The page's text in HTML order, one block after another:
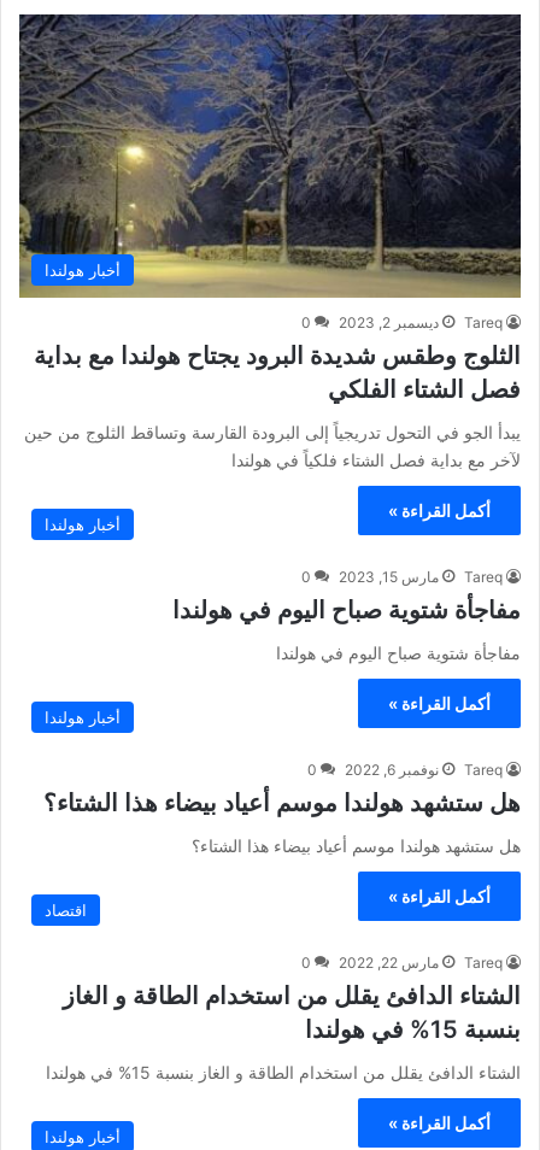
أخبار هولندا
Tareq ديسمبر 2, 2023 0
الثلوج وطقس شديدة البرود يجتاح هولندا مع بداية
فصل الشتاء الفلكي
يبدأ الجو في التحول تدريجياً إلى البرودة القارسة وتساقط الثلوج من حين
لآخر مع بداية فصل الشتاء فلكياً في هولندا
أكمل القراءة »
أخبار هولندا
Tareq مارس 15, 2023 0
مفاجأة شتوية صباح اليوم في هولندا
مفاجأة شتوية صباح اليوم في هولندا
أكمل القراءة »
أخبار هولندا
Tareq نوفمبر 6, 2022 0
هل ستشهد هولندا موسم أعياد بيضاء هذا الشتاء؟
هل ستشهد هولندا موسم أعياد بيضاء هذا الشتاء؟
أكمل القراءة »
اقتصاد
Tareq مارس 22, 2022 0
الشتاء الدافئ يقلل من استخدام الطاقة و الغاز
بنسبة 15% في هولندا
الشتاء الدافئ يقلل من استخدام الطاقة و الغاز بنسبة 15% في هولندا
أكمل القراءة »
أخبار هولندا